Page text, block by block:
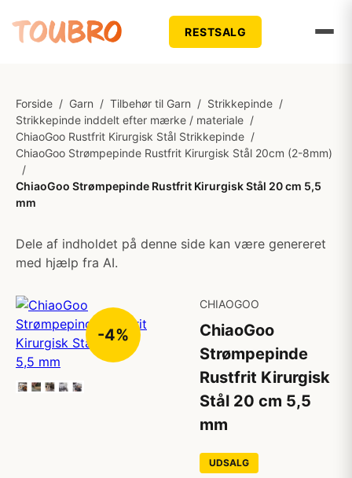
RESTSALG
Forside / Garn / Tilbehør til Garn / Strikkepinde /
Strikkepinde inddelt efter mærke / materiale /
ChiaoGoo Rustfrit Kirurgisk Stål Strikkepinde /
ChiaoGoo Strømpepinde Rustfrit Kirurgisk Stål 20cm (2-8mm)
/
ChiaoGoo Strømpepinde Rustfrit Kirurgisk Stål 20 cm 5,5
mm
Dele af indholdet på denne side kan være genereret
med hjælp fra AI.
-4%
CHIAOGOO
ChiaoGoo
Strømpepinde
Rustfrit Kirurgisk
Stål 20 cm 5,5
mm
UDSALG